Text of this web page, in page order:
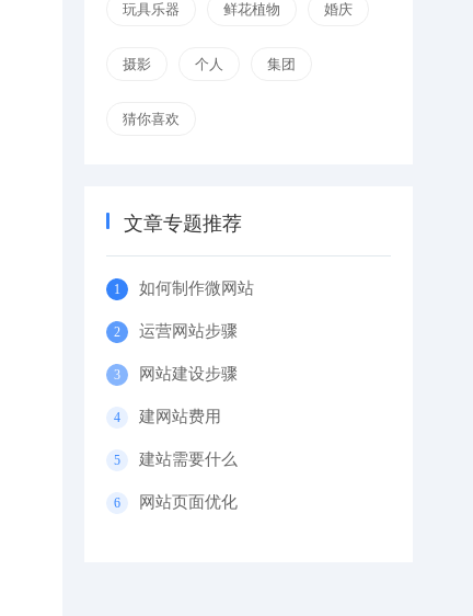
玩具乐器 鲜花植物 婚庆
摄影 个人 集团
猜你喜欢
文章专题推荐
如何制作微网站
运营网站步骤
网站建设步骤
建网站费用
建站需要什么
网站页面优化